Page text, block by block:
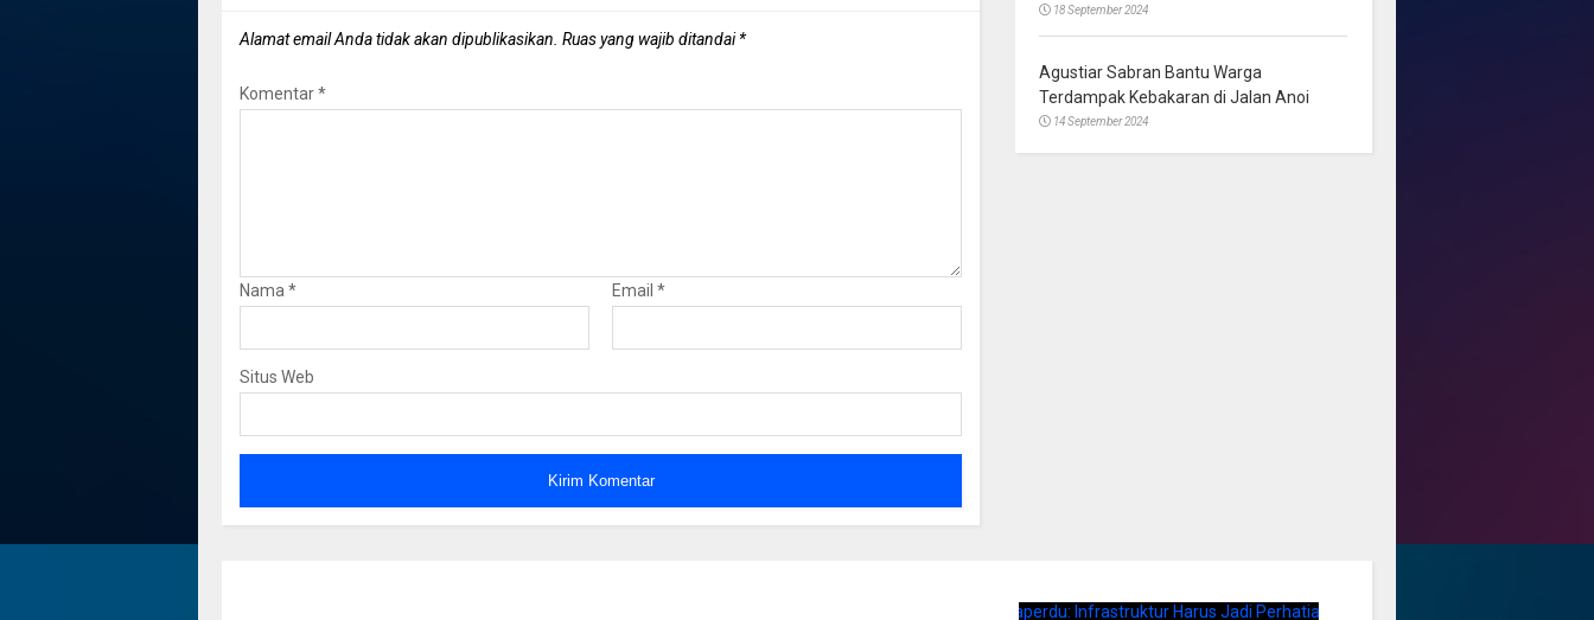
Alamat email Anda tidak akan dipublikasikan. Ruas yang wajib ditandai*
Komentar*
Nama * Email *
Situs Web
18 September 2024
Agustiar Sabran Bantu Warga
Terdampak Kebakaran di Jalan Anoi
14 September 2024